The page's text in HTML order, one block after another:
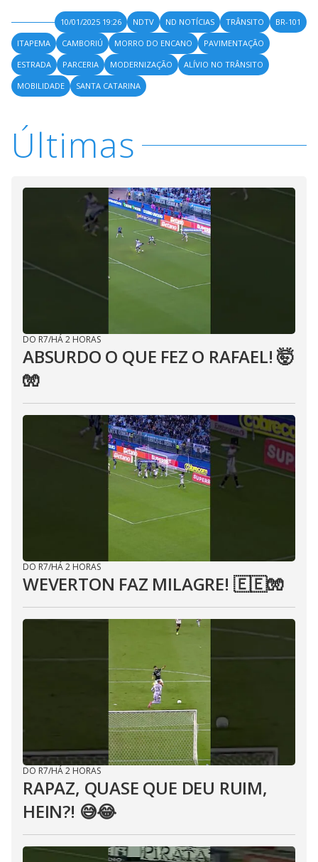
10/01/2025 19:26 NDTV ND NOTÍCIAS TRÂNSITO
BR-101
ITAPEMA
CAMBORIÚ MORRO DO ENCANO
PAVIMENTAÇÃO
ESTRADA
PARCERIA MODERNIZAÇÃO
ALÍVIO NO TRÂNSITO
MOBILIDADE
SANTA CATARINA
Últimas
DO R7/HÁ 2 HORAS
ABSURDO O QUE FEZ O RAFAEL! 🤯
🧤
DO R7/HÁ 2 HORAS
WEVERTON FAZ MILAGRE! 🇪🇪🧤
DO R7/HÁ 2 HORAS
RAPAZ, QUASE QUE DEU RUIM,
HEIN?! 😅😂⁣